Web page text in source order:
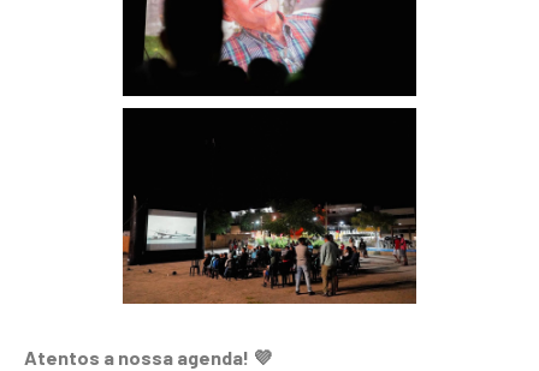
Atentos a nossa agenda! 💜